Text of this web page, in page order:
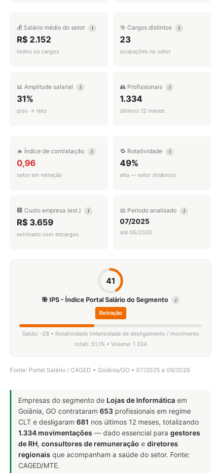
💰 Salário médio do setor i
R$ 2.152
todos os cargos
🎯 Cargos distintos i
23
ocupações no setor
📊 Amplitude salarial i
31%
piso → teto
👥 Profissionais i
1.334
últimos 12 meses
🔥 Índice de contratação i
0,96
setor em retração
🔁 Rotatividade i
49%
alta — setor dinâmico
🏢 Custo empresa (est.) i
R$ 3.659
estimado com encargos
📅 Período analisado i
07/2025
até 06/2026
41
🎯 IPS - Índice Portal Salário do Segmento i
Retração
Saldo: -28 • Rotatividade (intensidade de desligamento / movimento
total): 51,1% • Volume: 1.334
Fonte: Portal Salário / CAGED • Goiânia/GO • 07/2025 a 06/2026
Empresas do segmento de Lojas de Informática em
Goiânia, GO contrataram 653 profissionais em regime
CLT e desligaram 681 nos últimos 12 meses, totalizando
1.334 movimentações — dado essencial para gestores
de RH, consultores de remuneração e diretores
regionais que acompanham a saúde do setor. Fonte:
CAGED/MTE.